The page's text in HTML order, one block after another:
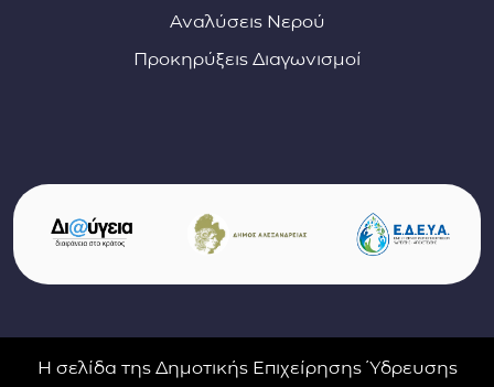
Αναλύσεις Νερού
Προκηρύξεις Διαγωνισμοί
Σύνδεσμοι φορέων και συνεργατών
(ανοίγει σε νέο παράθυρο)
(ανοίγει σε νέο
Η σελίδα της Δημοτικής Επιχείρησης Ύδρευσης